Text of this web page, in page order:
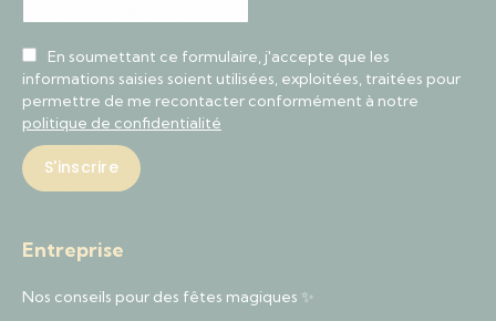
En soumettant ce formulaire, j'accepte que les
informations saisies soient utilisées, exploitées, traitées pour
permettre de me recontacter conformément à notre
politique de confidentialité
Entreprise
Nos conseils pour des fêtes magiques ✨